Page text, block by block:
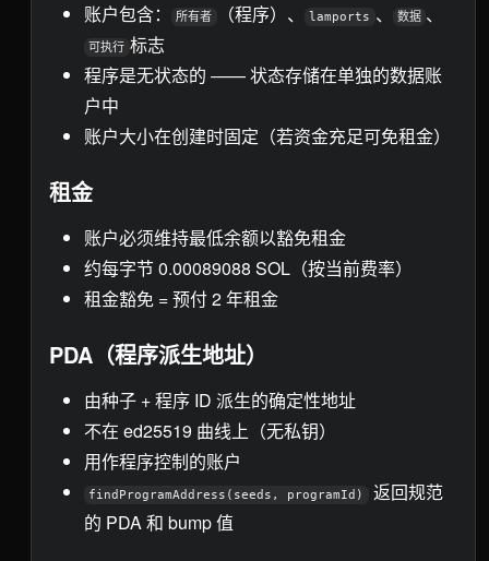
账户包含：
所有者 （程序）、 lamports 、 数据 、
可执行 标志
程序是无状态的 —— 状态存储在单独的数据账
户中
账户大小在创建时固定（若资金充足可免租金）
租金
账户必须维持最低余额以豁免租金
约每字节 0.00089088 SOL（按当前费率）
租金豁免 = 预付 2 年租金
PDA（程序派生地址）
由种子 + 程序 ID 派生的确定性地址
不在 ed25519 曲线上（无私钥）
用作程序控制的账户
findProgramAddress(seeds, programId)
返回规范
的 PDA 和 bump 值